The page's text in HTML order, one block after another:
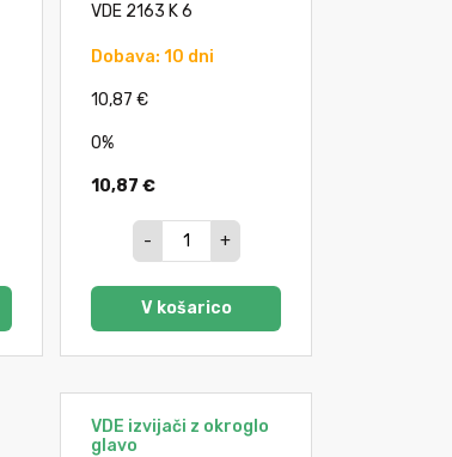
VDE 2163 K 6
Dobava: 10 dni
10,87 €
0%
10,87 €
- +
V košarico
VDE izvijači z okroglo
glavo